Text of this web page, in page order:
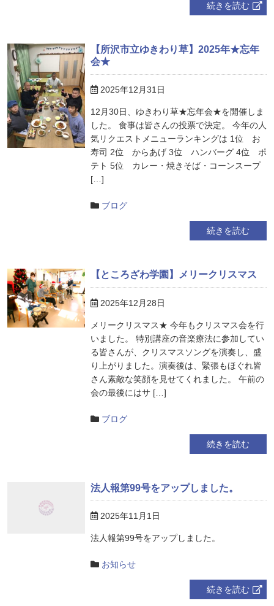
続きを読む
【所沢市立ゆきわり草】2025年★忘年
会★
2025年12月31日
12月30日、ゆきわり草★忘年会★を開催しま
した。 食事は皆さんの投票で決定。 今年の人
気リクエストメニューランキングは 1位 お
寿司 2位 からあげ 3位 ハンバーグ 4位 ポ
テト 5位 カレー・焼きそば・コーンスープ
[…]
ブログ
続きを読む
【ところざわ学園】メリークリスマス
2025年12月28日
メリークリスマス★ 今年もクリスマス会を行
いました。 特別講座の音楽療法に参加してい
る皆さんが、クリスマスソングを演奏し、盛
り上がりました。演奏後は、緊張もほぐれ皆
さん素敵な笑顔を見せてくれました。 午前の
会の最後にはサ […]
ブログ
続きを読む
法人報第99号をアップしました。
2025年11月1日
法人報第99号をアップしました。
お知らせ
続きを読む